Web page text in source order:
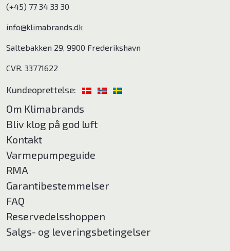
(+45) 77 34 33 30
info@klimabrands.dk
Saltebakken 29, 9900 Frederikshavn
CVR. 33771622
Kundeoprettelse:
Om Klimabrands
Bliv klog på god luft
Kontakt
Varmepumpeguide
RMA
Garantibestemmelser
FAQ
Reservedelsshoppen
Salgs- og leveringsbetingelser